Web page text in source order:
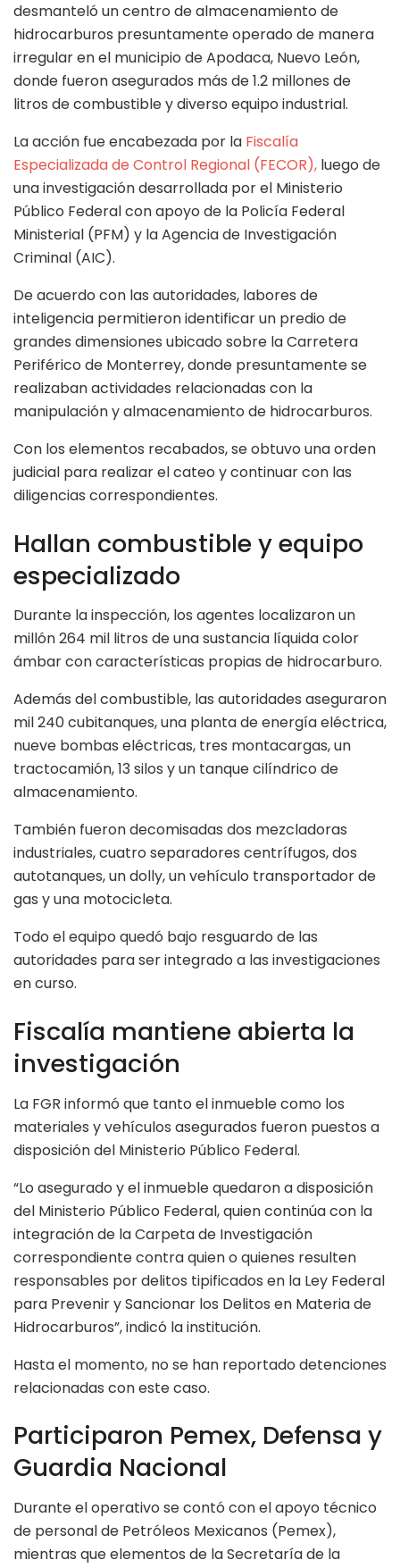
desmanteló un centro de almacenamiento de
hidrocarburos presuntamente operado de manera
irregular en el municipio de Apodaca, Nuevo León,
donde fueron asegurados más de 1.2 millones de
litros de combustible y diverso equipo industrial.
La acción fue encabezada por la Fiscalía
Especializada de Control Regional (FECOR), luego de
una investigación desarrollada por el Ministerio
Público Federal con apoyo de la Policía Federal
Ministerial (PFM) y la Agencia de Investigación
Criminal (AIC).
De acuerdo con las autoridades, labores de
inteligencia permitieron identificar un predio de
grandes dimensiones ubicado sobre la Carretera
Periférico de Monterrey, donde presuntamente se
realizaban actividades relacionadas con la
manipulación y almacenamiento de hidrocarburos.
Con los elementos recabados, se obtuvo una orden
judicial para realizar el cateo y continuar con las
diligencias correspondientes.
Hallan combustible y equipo
especializado
Durante la inspección, los agentes localizaron un
millón 264 mil litros de una sustancia líquida color
ámbar con características propias de hidrocarburo.
Además del combustible, las autoridades aseguraron
mil 240 cubitanques, una planta de energía eléctrica,
nueve bombas eléctricas, tres montacargas, un
tractocamión, 13 silos y un tanque cilíndrico de
almacenamiento.
También fueron decomisadas dos mezcladoras
industriales, cuatro separadores centrífugos, dos
autotanques, un dolly, un vehículo transportador de
gas y una motocicleta.
Todo el equipo quedó bajo resguardo de las
autoridades para ser integrado a las investigaciones
en curso.
Fiscalía mantiene abierta la
investigación
La FGR informó que tanto el inmueble como los
materiales y vehículos asegurados fueron puestos a
disposición del Ministerio Público Federal.
“Lo asegurado y el inmueble quedaron a disposición
del Ministerio Público Federal, quien continúa con la
integración de la Carpeta de Investigación
correspondiente contra quien o quienes resulten
responsables por delitos tipificados en la Ley Federal
para Prevenir y Sancionar los Delitos en Materia de
Hidrocarburos”, indicó la institución.
Hasta el momento, no se han reportado detenciones
relacionadas con este caso.
Participaron Pemex, Defensa y
Guardia Nacional
Durante el operativo se contó con el apoyo técnico
de personal de Petróleos Mexicanos (Pemex),
mientras que elementos de la Secretaría de la